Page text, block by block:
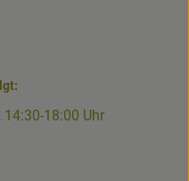
18:00 Uhr